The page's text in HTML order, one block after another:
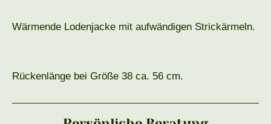
Wärmende Lodenjacke mit aufwändigen Strickärmeln.
Rückenlänge bei Größe 38 ca. 56 cm.